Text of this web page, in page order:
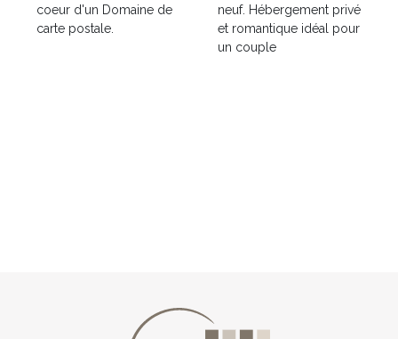
coeur d'un Domaine de
carte postale.
neuf. Hébergement privé
et romantique idéal pour
un couple